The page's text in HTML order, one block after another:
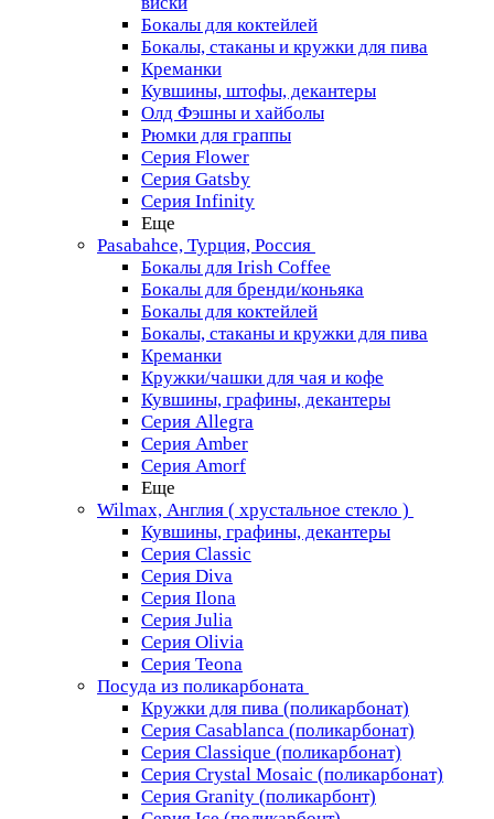
Бокалы для коктейлей
Бокалы, стаканы и кружки для пива
Креманки
Кувшины, штофы, декантеры
Олд Фэшны и хайболы
Рюмки для граппы
Серия Flower
Серия Gatsby
Серия Infinity
Еще
Pasabahce, Турция, Россия
Бокалы для Irish Coffee
Бокалы для бренди/коньяка
Бокалы для коктейлей
Бокалы, стаканы и кружки для пива
Креманки
Кружки/чашки для чая и кофе
Кувшины, графины, декантеры
Серия Allegra
Серия Amber
Серия Amorf
Еще
Wilmax, Англия ( хрустальное стекло )
Кувшины, графины, декантеры
Серия Classic
Серия Diva
Серия Ilona
Серия Julia
Серия Olivia
Серия Teona
Посуда из поликарбоната
Кружки для пива (поликарбонат)
Серия Casablanсa (поликарбонат)
Серия Classique (поликарбонат)
Серия Crystal Mosaic (поликарбонат)
Серия Granity (поликарбонт)